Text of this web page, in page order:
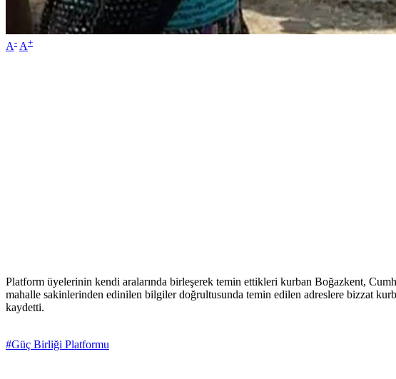
A- A+
Platform üyelerinin kendi aralarında birleşerek temin ettikleri kurban Boğazkent,
mahalle sakinlerinden edinilen bilgiler doğrultusunda temin edilen adreslere bizzat
kaydetti.
#Güç Birliği Platformu